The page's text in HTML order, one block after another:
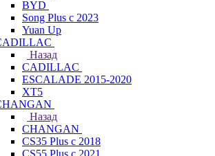
BYD
Song Plus с 2023
Yuan Up
Назад
CADILLAC
ESСALADE 2015-2020
XT5
Назад
CHANGAN
CS35 Plus с 2018
CS55 Plus с 2021